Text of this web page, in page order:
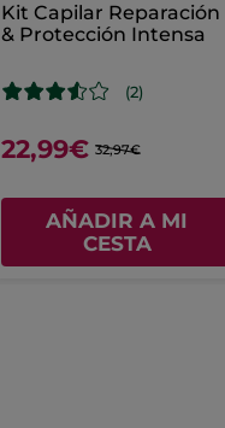
Kit Capilar Reparación
& Protección Intensa
(2)
22,99€ 32,97€
AÑADIR A MI
CESTA